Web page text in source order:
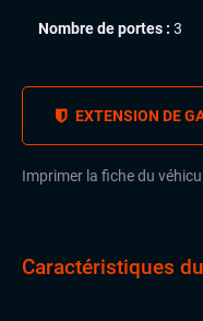
Nombre de portes : 3
EXTENSION DE
Imprimer la fiche du
Caractéristiques